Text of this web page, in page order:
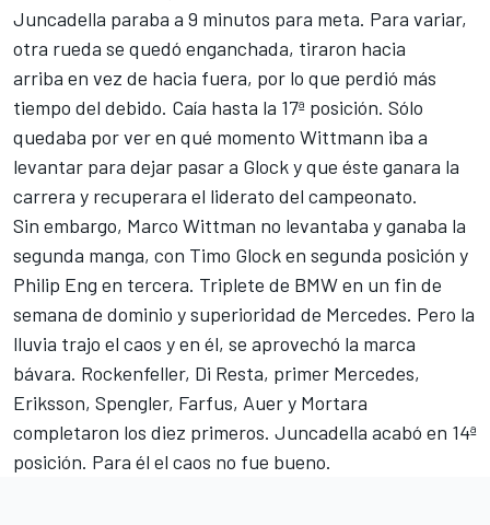
Juncadella paraba a 9 minutos para meta. Para variar,
otra rueda se quedó enganchada, tiraron hacia
arriba en vez de hacia fuera, por lo que perdió más
tiempo del debido. Caía hasta la 17ª posición. Sólo
quedaba por ver en qué momento Wittmann iba a
levantar para dejar pasar a Glock y que éste ganara la
carrera y recuperara el liderato del campeonato.
Sin embargo, Marco Wittman no levantaba y ganaba la
segunda manga, con Timo Glock en segunda posición y
Philip Eng en tercera. Triplete de BMW en un fin de
semana de dominio y superioridad de Mercedes. Pero la
lluvia trajo el caos y en él, se aprovechó la marca
bávara. Rockenfeller, Di Resta, primer Mercedes,
Eriksson, Spengler, Farfus, Auer y Mortara
completaron los diez primeros. Juncadella acabó en 14ª
posición. Para él el caos no fue bueno.